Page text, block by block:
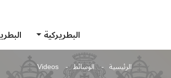
البطريركية
الرئيسية الوسائط Videos